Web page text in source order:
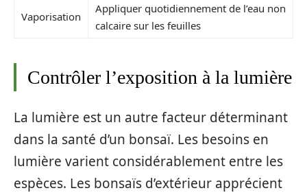
Vaporisation
Appliquer quotidiennement de l’eau non
calcaire sur les feuilles
Contrôler l’exposition à la lumière
La lumière est un autre facteur déterminant
dans la santé d’un bonsaï. Les besoins en
lumière varient considérablement entre les
espèces. Les bonsaïs d’extérieur apprécient